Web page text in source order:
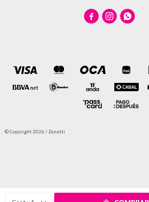
  
© Copyright 2026 / Zanetti